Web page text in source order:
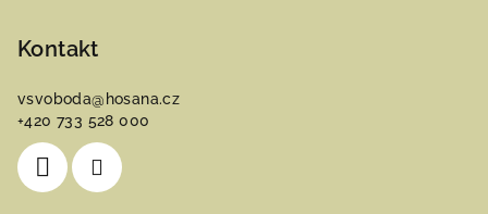
Kontakt
vsvoboda@ hosana.cz
+420 733 528 000